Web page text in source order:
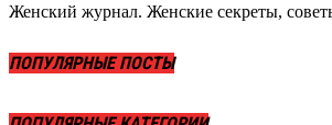
Женский журнал. Женские секреты,
ПОПУЛЯРНЫЕ ПОСТЫ